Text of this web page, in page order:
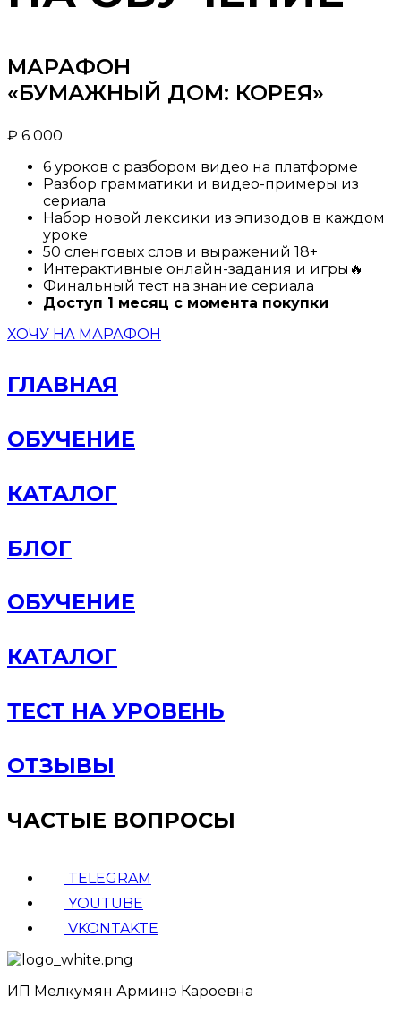
МАРАФОН
«БУМАЖНЫЙ ДОМ: КОРЕЯ»
₽ 6 000
6 уроков с разбором видео на платформе
Разбор грамматики и видео-примеры из
сериала
Набор новой лексики из эпизодов в каждом
уроке
50 сленговых слов и выражений 18+
Интерактивные онлайн-задания и игры🔥
Финальный тест на знание сериала
Доступ 1 месяц с момента покупки
ХОЧУ НА МАРАФОН
ГЛАВНАЯ
ОБУЧЕНИЕ
КАТАЛОГ
БЛОГ
ОБУЧЕНИЕ
КАТАЛОГ
ТЕСТ НА УРОВЕНЬ
ОТЗЫВЫ
ЧАСТЫЕ ВОПРОСЫ
TELEGRAM
YOUTUBE
VKONTAKTE
ИП Мелкумян Арминэ Кароевна